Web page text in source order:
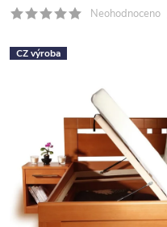
Neohodnoceno
CZ výroba